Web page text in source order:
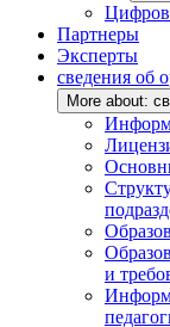
Партнеры
Эксперты
сведения об
More about:
и